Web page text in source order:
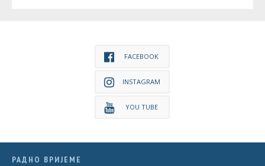
FACEBOOK
INSTAGRAM
YOU TUBE
РАДНО ВРИЈЕМЕ